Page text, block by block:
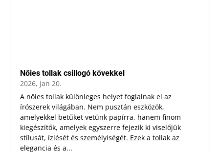
Nőies tollak csillogó kövekkel
2026, jan 20.
A nőies tollak különleges helyet foglalnak el az
írószerek világában. Nem pusztán eszközök,
amelyekkel betűket vetünk papírra, hanem finom
kiegészítők, amelyek egyszerre fejezik ki viselőjük
stílusát, ízlését és személyiségét. Ezek a tollak az
elegancia és a...